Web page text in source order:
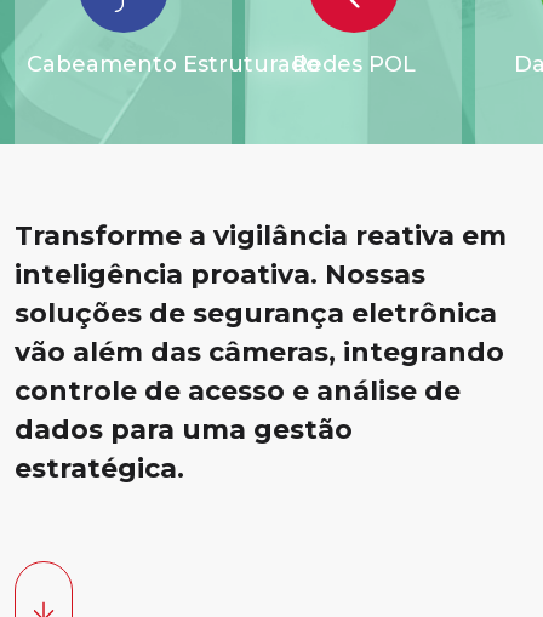
Cabeamento EstruturadoRedes POL
Transforme a vigilância reativa em
inteligência proativa. Nossas
soluções de segurança eletrônica
vão além das câmeras, integrando
controle de acesso e análise de
dados para uma gestão
estratégica.